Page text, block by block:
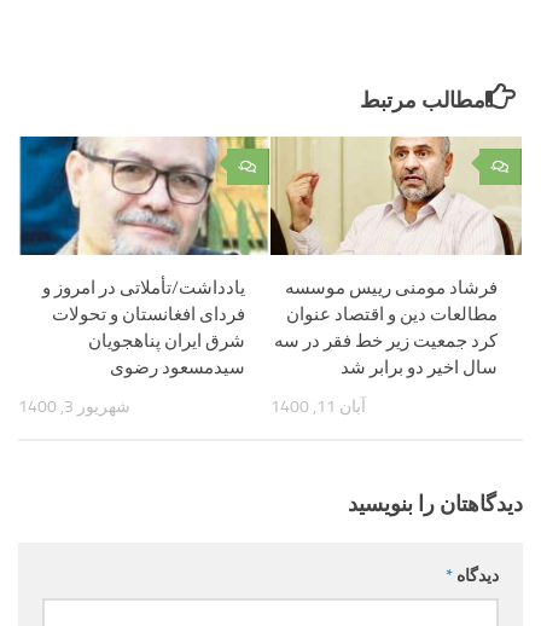
مطالب مرتبط
۰
یادداشت/تأملاتی در امروز و
فردای افغانستان و تحولات
شرق ایران پناهجویان
سیدمسعود رضوی
شهریور 3, 1400
۰
فرشاد مومنی رییس موسسه
مطالعات دین و اقتصاد عنوان
کرد جمعیت زیر خط فقر در سه
سال اخیر دو برابر شد
آبان 11, 1400
دیدگاهتان را بنویسید
دیدگاه *